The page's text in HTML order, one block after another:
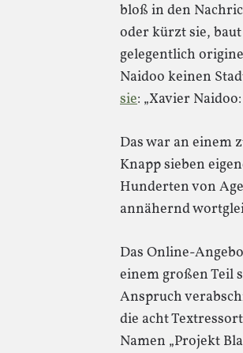
bloß in den
oder kürzt sie,
gelegentlich
Naidoo keinen
sie: „Xavier
Das war an einem
Knapp sieben
Hunderten von
annähernd
Das Online-
einem großen Teil
Anspruch
die acht
Namen „Projekt